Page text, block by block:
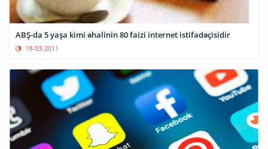
ABŞ-da 5 yaşa kimi əhalinin 80 faizi internet istifadəçisidir
18-03-2011